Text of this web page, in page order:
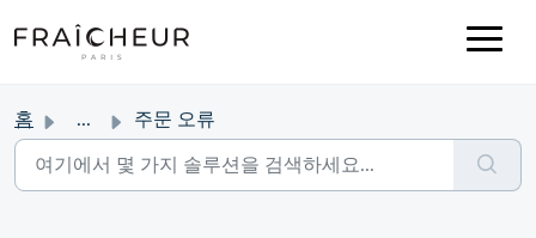
홈 ... 주문 오류